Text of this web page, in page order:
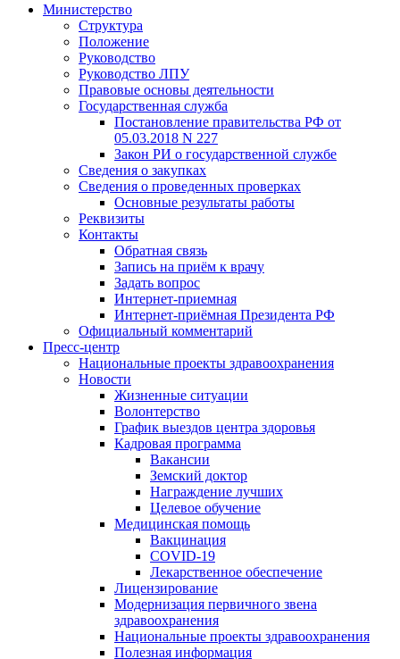
Министерство
Структура
Положение
Руководство
Руководство ЛПУ
Правовые основы деятельности
Государственная служба
Постановление правительства РФ от
05.03.2018 N 227
Закон РИ о государственной службе
Сведения о закупках
Сведения о проведенных проверках
Основные результаты работы
Реквизиты
Контакты
Обратная связь
Запись на приём к врачу
Задать вопрос
Интернет-приемная
Интернет-приёмная Президента РФ
Официальный комментарий
Пресс-центр
Национальные проекты здравоохранения
Новости
Жизненные ситуации
Волонтерство
График выездов центра здоровья
Кадровая программа
Вакансии
Земский доктор
Награждение лучших
Целевое обучение
Медицинская помощь
Вакцинация
COVID-19
Лекарственное обеспечение
Лицензирование
Модернизация первичного звена
здравоохранения
Национальные проекты здравоохранения
Полезная информация